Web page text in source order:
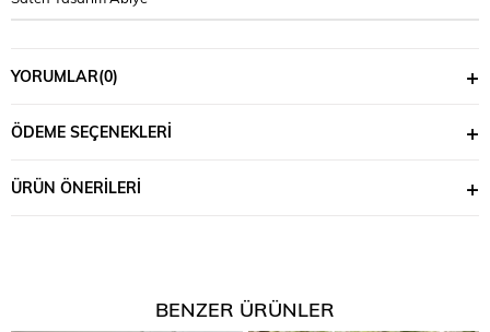
YORUMLAR(0)
ÖDEME SEÇENEKLERI
ÜRÜN ÖNERILERI
BENZER ÜRÜNLER